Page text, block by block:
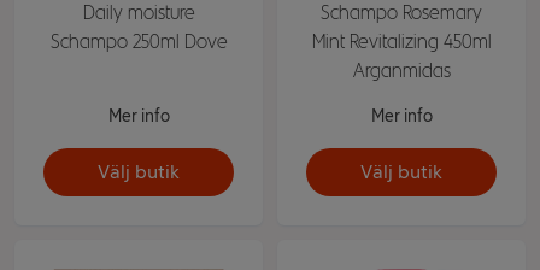
Daily moisture
Schampo 250ml Dove
Mer info
Välj butik
Schampo Rosemary
Mint Revitalizing 450ml
Arganmidas
Mer info
Välj butik